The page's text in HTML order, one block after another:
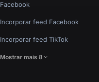
Facebook
Incorporar feed Facebook
Incorporar feed TikTok
Mostrar mais 8